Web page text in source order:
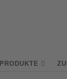
PRODUKTE